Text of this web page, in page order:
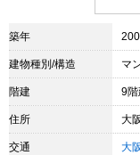
築年
建物種別/構造 マ
階建 9階
住所 大
交通 大